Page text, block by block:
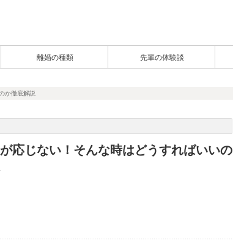
離婚の種類 先輩の体験談
か徹底解説
応じない！そんな時はどうすればいいの